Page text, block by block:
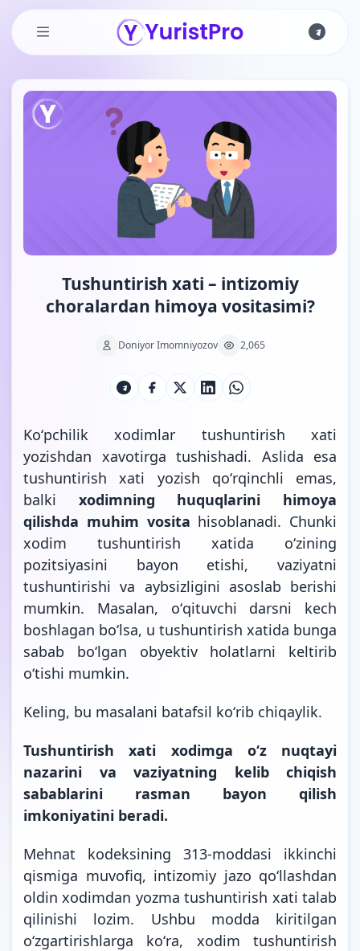
Skip to main content
Tushuntirish xati – intizomiy
choralardan himoya vositasimi?
Doniyor Imomniyozov 2,065
Koʻpchilik xodimlar tushuntirish xati
yozishdan xavotirga tushishadi. Aslida esa
tushuntirish xati yozish qoʻrqinchli emas,
balki xodimning huquqlarini himoya
qilishda muhim vosita hisoblanadi. Chunki
xodim tushuntirish xatida oʻzining
pozitsiyasini bayon etishi, vaziyatni
tushuntirishi va aybsizligini asoslab berishi
mumkin. Masalan, oʻqituvchi darsni kech
boshlagan boʻlsa, u tushuntirish xatida bunga
sabab boʻlgan obyektiv holatlarni keltirib
oʻtishi mumkin.
Keling, bu masalani batafsil koʻrib chiqaylik.
Tushuntirish xati xodimga oʻz nuqtayi
nazarini va vaziyatning kelib chiqish
sabablarini rasman bayon qilish
imkoniyatini beradi.
Mehnat kodeksining 313-moddasi ikkinchi
qismiga muvofiq, intizomiy jazo qoʻllashdan
oldin xodimdan yozma tushuntirish xati talab
qilinishi lozim. Ushbu modda kiritilgan
oʻzgartirishlarga koʻra, xodim tushuntirish